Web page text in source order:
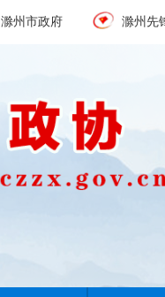
滁州市政府 滁州先